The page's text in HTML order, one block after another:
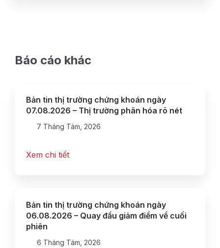
Báo cáo khác
Bản tin thị trường chứng khoán ngày
07.08.2026 – Thị trường phân hóa rõ nét
7 Tháng Tám, 2026
Xem chi tiết
Bản tin thị trường chứng khoán ngày
06.08.2026 – Quay đầu giảm điểm về cuối
phiên
6 Tháng Tám, 2026